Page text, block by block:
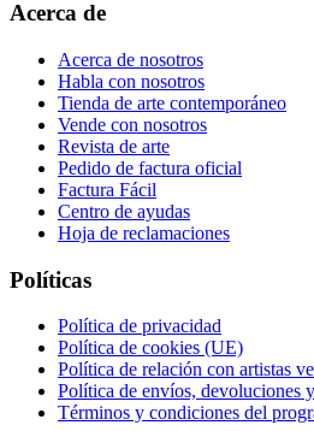
Acerca de
Acerca de nosotros
Habla con nosotros
Tienda de arte contemporáneo
Vende con nosotros
Revista de arte
Pedido de factura oficial
Factura Fácil
Centro de ayudas
Hoja de reclamaciones
Políticas
Política de privacidad
Política de cookies (UE)
Política de relación con artistas
Política de envíos, devoluciones
Términos y condiciones del